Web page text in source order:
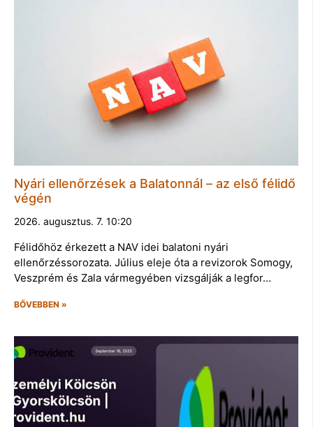
Nyári ellenőrzések a Balatonnál – az első félidő
végén
2026. augusztus. 7. 10:20
Félidőhöz érkezett a NAV idei balatoni nyári
ellenőrzéssorozata. Július eleje óta a revizorok Somogy,
Veszprém és Zala vármegyében vizsgálják a legfor…
BŐVEBBEN »